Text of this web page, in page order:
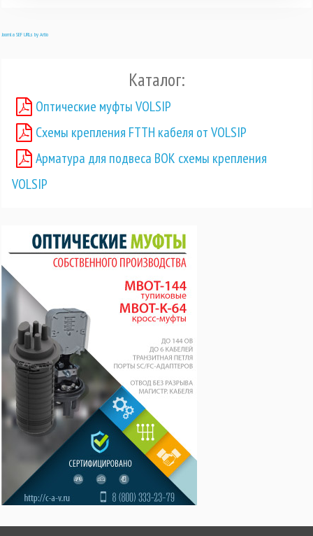
Joomla SEF URLs by Artio
Каталог:
Оптические муфты VOLSIP
Схемы крепления FTTH кабеля от VOLSIP
Арматура для подвеса ВОК схемы крепления
VOLSIP